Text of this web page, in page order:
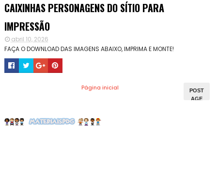
CAIXINHAS PERSONAGENS DO SÍTIO PARA
IMPRESSÃO
abril 10, 2026
FAÇA O DOWNLOAD DAS IMAGENS ABAIXO, IMPRIMA E MONTE!
POST
AGE
Página inicial